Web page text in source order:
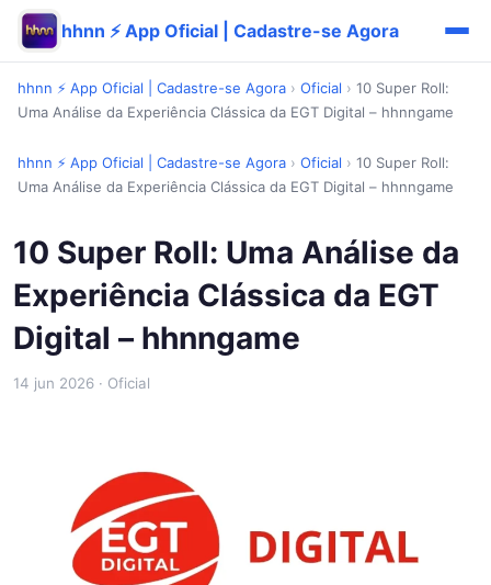
hhnn ⚡ App Oficial | Cadastre-se Agora
hhnn ⚡ App Oficial | Cadastre-se Agora › Oficial › 10 Super Roll:
Uma Análise da Experiência Clássica da EGT Digital – hhnngame
hhnn ⚡ App Oficial | Cadastre-se Agora › Oficial › 10 Super Roll:
Uma Análise da Experiência Clássica da EGT Digital – hhnngame
10 Super Roll: Uma Análise da
Experiência Clássica da EGT
Digital – hhnngame
14 jun 2026 · Oficial